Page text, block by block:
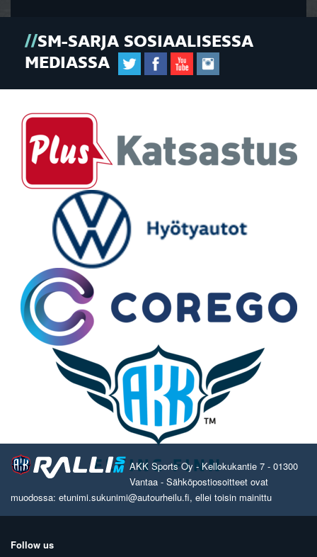
SM-SARJA SOSIAALISESSA
MEDIASSA
AKK Sports Oy - Kellokukantie 7 - 01300
Vantaa - Sähköpostiosoitteet ovat
muodossa: etunimi.sukunimi@autourheilu.fi, ellei toisin mainittu
Follow us